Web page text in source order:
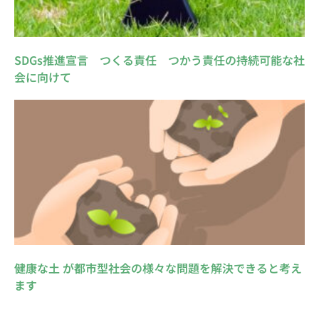
SDGs推進宣言 つくる責任 つかう責任の持続可能な社
会に向けて
健康な土 が都市型社会の様々な問題を解決できると考え
ます